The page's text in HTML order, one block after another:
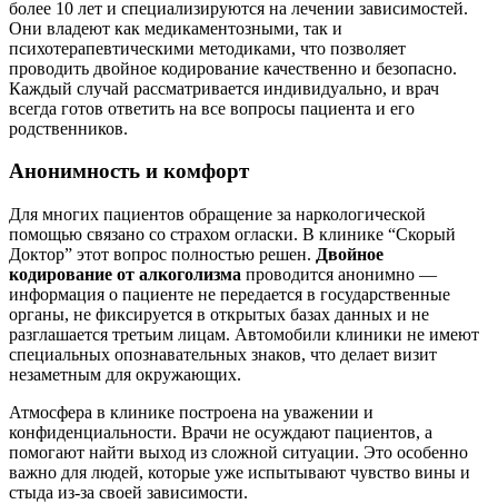
более 10 лет и специализируются на лечении зависимостей.
Они владеют как медикаментозными, так и
психотерапевтическими методиками, что позволяет
проводить двойное кодирование качественно и безопасно.
Каждый случай рассматривается индивидуально, и врач
всегда готов ответить на все вопросы пациента и его
родственников.
Анонимность и комфорт
Для многих пациентов обращение за наркологической
помощью связано со страхом огласки. В клинике “Скорый
Доктор” этот вопрос полностью решен. Двойное
кодирование от алкоголизма проводится анонимно —
информация о пациенте не передается в государственные
органы, не фиксируется в открытых базах данных и не
разглашается третьим лицам. Автомобили клиники не имеют
специальных опознавательных знаков, что делает визит
незаметным для окружающих.
Атмосфера в клинике построена на уважении и
конфиденциальности. Врачи не осуждают пациентов, а
помогают найти выход из сложной ситуации. Это особенно
важно для людей, которые уже испытывают чувство вины и
стыда из-за своей зависимости.